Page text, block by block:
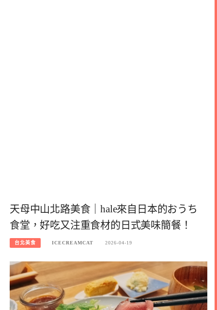
天母中山北路美食｜hale來自日本的おうち
食堂，好吃又注重食材的日式美味簡餐！
台北美食 ICECREAMCAT 2026-04-19